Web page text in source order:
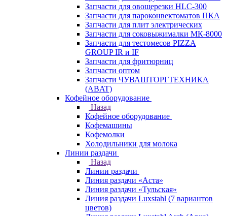
Запчасти для овощерезки HLC-300
Запчасти для пароконвектоматов ПКА
Запчасти для плит электрических
Запчасти для соковыжималки МК-8000
Запчасти для тестомесов PIZZA
GROUP IR и IF
Запчасти для фритюрниц
Запчасти оптом
Запчасти ЧУВАШТОРГТЕХНИКА
(ABAT)
Кофейное оборудование
Назад
Кофейное оборудование
Кофемашины
Кофемолки
Холодильники для молока
Линии раздачи
Назад
Линии раздачи
Линия раздачи «Аста»
Линия раздачи «Тульская»
Линия раздачи Luxstahl (7 вариантов
цветов)